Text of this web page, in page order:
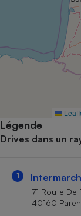
Légende
Drives dans un
1
71 Route De
40160